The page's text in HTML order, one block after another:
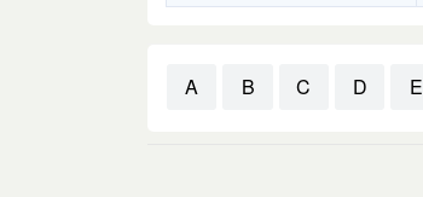
A B C D E